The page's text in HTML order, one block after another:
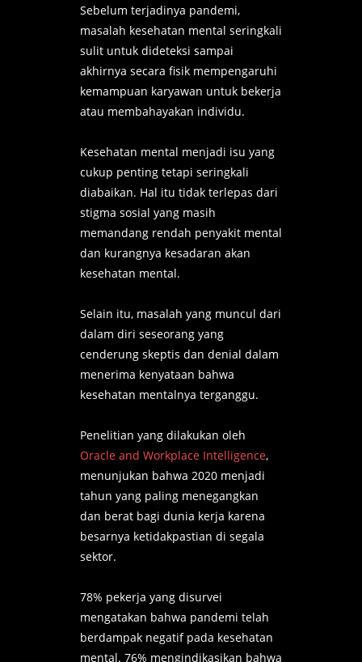
Sebelum terjadinya pandemi,
masalah kesehatan mental seringkali
sulit untuk dideteksi sampai
akhirnya secara fisik mempengaruhi
kemampuan karyawan untuk bekerja
atau membahayakan individu.
Kesehatan mental menjadi isu yang
cukup penting tetapi seringkali
diabaikan. Hal itu tidak terlepas dari
stigma sosial yang masih
memandang rendah penyakit mental
dan kurangnya kesadaran akan
kesehatan mental.
Selain itu, masalah yang muncul dari
dalam diri seseorang yang
cenderung skeptis dan denial dalam
menerima kenyataan bahwa
kesehatan mentalnya terganggu.
Penelitian yang dilakukan oleh
Oracle and Workplace Intelligence,
menunjukan bahwa 2020 menjadi
tahun yang paling menegangkan
dan berat bagi dunia kerja karena
besarnya ketidakpastian di segala
sektor.
78% pekerja yang disurvei
mengatakan bahwa pandemi telah
berdampak negatif pada kesehatan
mental. 76% mengindikasikan bahwa